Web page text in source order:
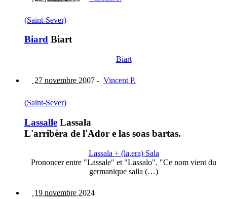
(Saint-Sever)
Biard Biart
Biart
27 novembre 2007 - Vincent P.
(Saint-Sever)
Lassalle Lassala
L'arribèra de l'Ador e las soas bartas.
Lassala + (la,era) Sala
Prononcer entre "Lassale" et "Lassalo". "Ce nom vient du
germanique salla (…)
19 novembre 2024